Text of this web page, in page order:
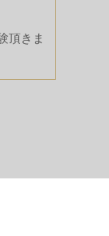
頂きま